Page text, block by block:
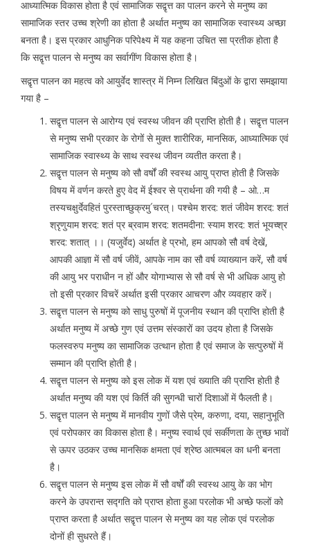
आध्यात्मिक विकास होता है एवं सामाजिक सद्वृत्त का पालन करने से मनुष्य का
सामाजिक स्तर उच्च श्रेणी का होता है अर्थात मनुष्य का सामाजिक स्वास्थ्य अच्छा
बनता है। इस प्रकार आधुनिक परिपेक्ष्य में यह कहना उचित सा प्रतीक होता है
कि सद्वृत्त पालन से मनुष्य का सर्वागींण विकास होता है।
सद्वृत्त पालन का महत्व को आयुर्वेद शास्त्र में निम्न लिखित बिंदुओं के द्वारा समझाया
गया है –
सद्वृत्त पालन से आरोग्य एवं स्वस्थ जीवन की प्राप्ति होती है। सद्वृत्त पालन
से मनुष्य सभी प्रकार के रोगों से मुक्त शारीरिक, मानसिक, आध्यात्मिक एवं
सामाजिक स्वास्थ्य के साथ स्वस्थ जीवन व्यतीत करता है।
सद्वृत्त पालन से मनुष्य को सौ वर्षों की स्वस्थ आयु प्राप्त होती है जिसके
विषय में वर्णन करते हुए वेद में ईश्वर से प्रार्थना की गयी है – ओ…म
तस्यचक्षुर्देवहितं पुरस्ताच्छुक्रमु´चरत्। पश्चेम शरद: शतं जीवेम शरद: शतं
श्रृणुयाम शरद: शतं प्र ब्रवाम शरद: शतमदीना: स्याम शरद: शतं भूयच्श्र
शरद: शतात् ।। (यजुर्वेद) अर्थात हे प्रभो, हम आपको सौ वर्ष देखें,
आपकी आज्ञा में सौ वर्ष जीवें, आपके नाम का सौ वर्ष व्याख्यान करें, सौ वर्ष
की आयु भर पराधीन न हों और योगाभ्यास से सौ वर्ष से भी अधिक आयु हो
तो इसी प्रकार विचरें अर्थात इसी प्रकार आचरण और व्यवहार करें।
सद्वृत्त पालन से मनुष्य को साधु पुरुषों में पूजनीय स्थान की प्राप्ति होती है
अर्थात मनुष्य में अच्छे गुण एवं उत्तम संस्कारों का उदय होता है जिसके
फलस्वरुप मनुष्य का सामाजिक उत्थान होता है एवं समाज के सत्पुरुषों में
सम्मान की प्राप्ति होती है।
सद्वृत्त पालन से मनुष्य को इस लोक में यश एवं ख्याति की प्राप्ति होती है
अर्थात मनुष्य की यश एवं किर्ति की सुगन्धी चारों दिशाओं में फैलती है।
सद्वृत्त पालन से मनुष्य में मानवीय गुणों जैसे प्रेम, करुणा, दया, सहानुभूति
एवं परोपकार का विकास होता है। मनुष्य स्वार्थ एवं सर्कीणता के तुच्छ भावों
से ऊपर उठकर उच्च मानसिक क्षमता एवं श्रेष्ठ आत्मबल का धनी बनता
है।
सद्वृत्त पालन से मनुष्य इस लोक में सौ वर्षों की स्वस्थ आयु के का भोग
करने के उपरान्त सद्गति को प्राप्त होता हुआ परलोक भी अच्छे फलों को
प्राप्त करता है अर्थात सद्वृत्त पालन से मनुष्य का यह लोक एवं परलोक
दोनों ही सुधरते हैं।